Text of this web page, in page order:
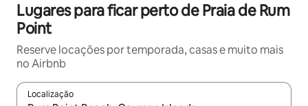
Lugares para ficar perto de Praia de Rum
Point
Reserve locações por temporada, casas e muito mais
no Airbnb
Localização